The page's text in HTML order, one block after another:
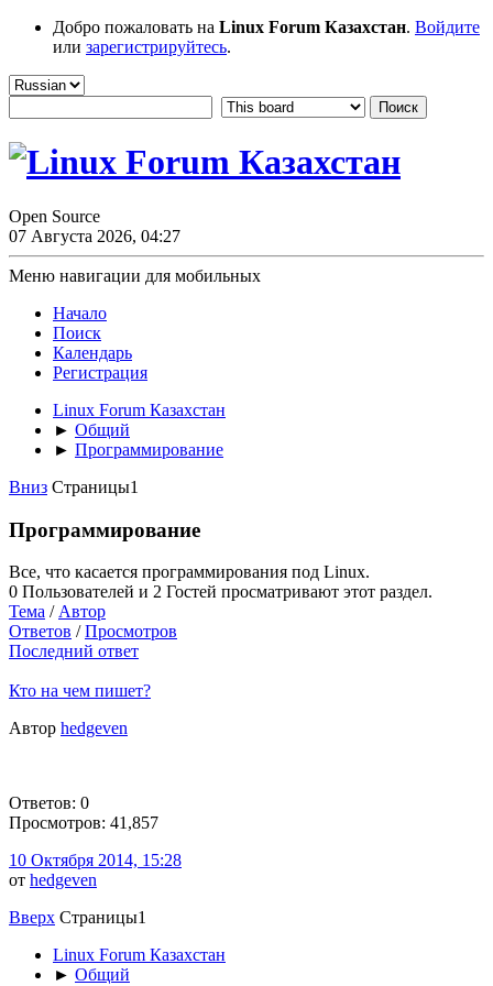
Добро пожаловать на Linux Forum Казахстан. Войдите
или зарегистрируйтесь.
Open Source
07 Августа 2026, 04:27
Меню навигации для мобильных
Начало
Поиск
Календарь
Регистрация
Linux Forum Казахстан
► Общий
► Программирование
Вниз Страницы1
Программирование
Все, что касается программирования под Linux.
0 Пользователей и 2 Гостей просматривают этот раздел.
Тема / Автор
Ответов /Просмотров
Последний ответ
Кто на чем пишет?
Автор hedgeven
Ответов: 0
Просмотров: 41,857
10 Октября 2014, 15:28
от hedgeven
Вверх Страницы1
Linux Forum Казахстан
► Общий